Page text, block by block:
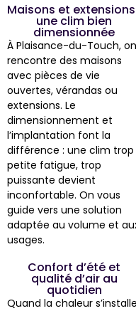
Maisons et extensions
une clim bien
dimensionnée
À Plaisance-du-Touch, on
rencontre des maisons
avec pièces de vie
ouvertes, vérandas ou
extensions. Le
dimensionnement et
l’implantation font la
différence : une clim trop
petite fatigue, trop
puissante devient
inconfortable. On vous
guide vers une solution
adaptée au volume et
usages.
Confort d’été et
qualité d’air au
quotidien
Quand la chaleur